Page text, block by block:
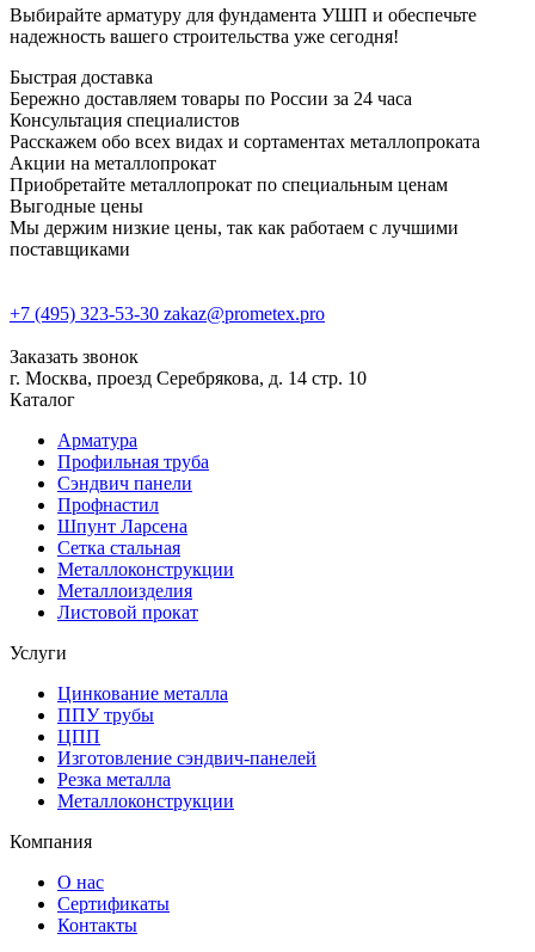
Выбирайте арматуру для фундамента УШП и обеспечьте
надежность вашего строительства уже сегодня!
Быстрая доставка
Бережно доставляем товары по России за 24 часа
Консультация специалистов
Расскажем обо всех видах и сортаментах металлопроката
Акции на металлопрокат
Приобретайте металлопрокат по специальным ценам
Выгодные цены
Мы держим низкие цены, так как работаем с лучшими
поставщиками
+7 (495) 323-53-30 zakaz@prometex.pro
Заказать звонок
г. Москва, проезд Серебрякова, д. 14 стр. 10
Каталог
Арматура
Профильная труба
Сэндвич панели
Профнастил
Шпунт Ларсена
Сетка стальная
Металлоконструкции
Металлоизделия
Листовой прокат
Услуги
Цинкование металла
ППУ трубы
ЦПП
Изготовление сэндвич-панелей
Резка металла
Металлоконструкции
Компания
О нас
Сертификаты
Контакты